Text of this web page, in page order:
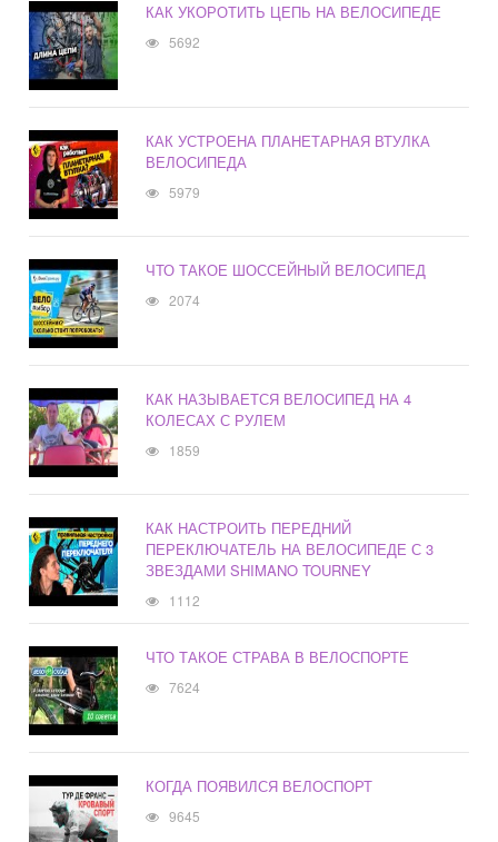
КАК УКОРОТИТЬ ЦЕПЬ НА ВЕЛОСИПЕДЕ
5692
КАК УСТРОЕНА ПЛАНЕТАРНАЯ ВТУЛКА
ВЕЛОСИПЕДА
5979
ЧТО ТАКОЕ ШОССЕЙНЫЙ ВЕЛОСИПЕД
2074
КАК НАЗЫВАЕТСЯ ВЕЛОСИПЕД НА 4
КОЛЕСАХ С РУЛЕМ
1859
КАК НАСТРОИТЬ ПЕРЕДНИЙ
ПЕРЕКЛЮЧАТЕЛЬ НА ВЕЛОСИПЕДЕ С 3
ЗВЕЗДАМИ SHIMANO TOURNEY
1112
ЧТО ТАКОЕ СТРАВА В ВЕЛОСПОРТЕ
7624
КОГДА ПОЯВИЛСЯ ВЕЛОСПОРТ
9645